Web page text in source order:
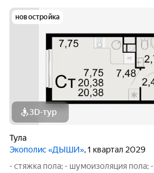
новостройка
3D-тур
Тула
Экополис «ДЫШИ», 1 квартал 2029
- стяжка пола; - шумоизоляция пола;